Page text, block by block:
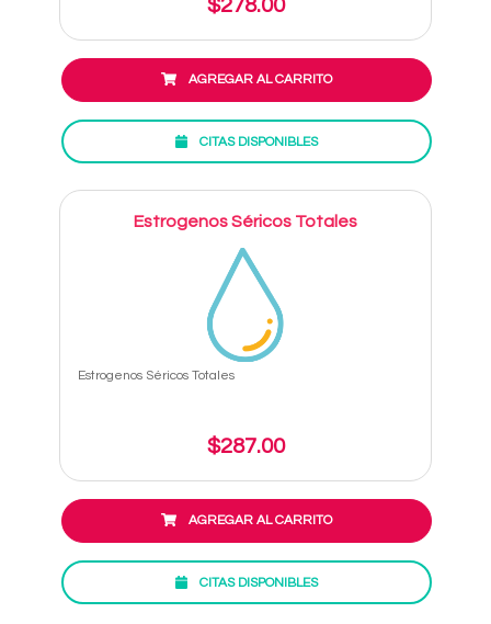
$278.00
AGREGAR AL CARRITO
CITAS DISPONIBLES
Estrogenos Séricos Totales
Estrogenos Séricos Totales
$287.00
AGREGAR AL CARRITO
CITAS DISPONIBLES